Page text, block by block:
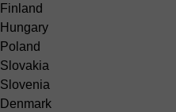
Finland
Hungary
Poland
Slovakia
Slovenia
Denmark